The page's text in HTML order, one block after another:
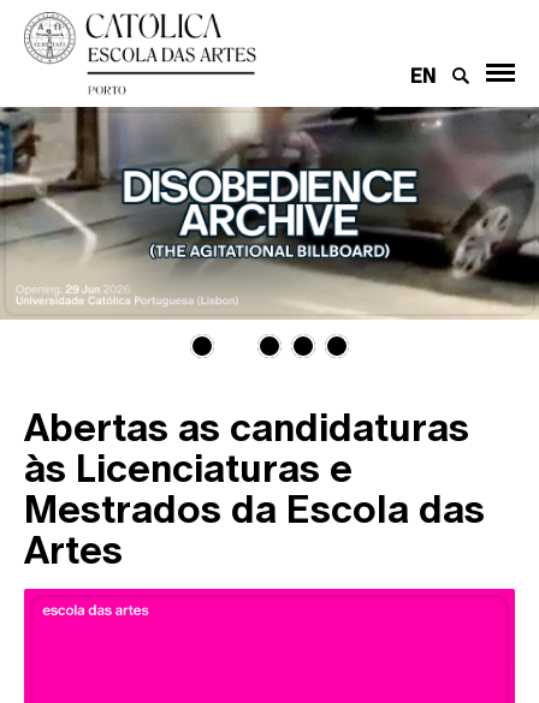
EN
Abertas as candidaturas
às Licenciaturas e
Mestrados da Escola das
Artes